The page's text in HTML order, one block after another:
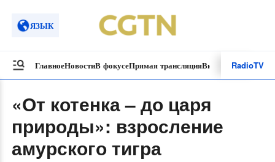
ЯЗЫК
ГлавноеНовостиВ фокусеПрямая трансляцияВидеоролики
RadioTV
«От котенка – до царя
природы»: взросление
амурского тигра